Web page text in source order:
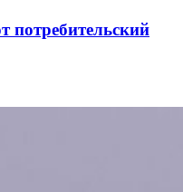
потребительский